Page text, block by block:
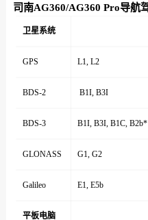
司南AG360/AG360 Pro导航
卫星系统
GPS L1, L2
BDS-2 B1I, B3I
BDS-3 B1I, B3I, B1C, B2b*
GLONASS G1, G2
Galileo E1, E5b
平板电脑